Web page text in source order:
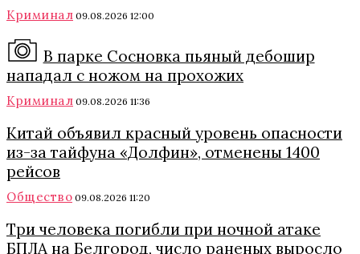
Криминал 09.08.2026 12:00
В парке Сосновка пьяный дебошир
нападал с ножом на прохожих
Криминал 09.08.2026 11:36
Китай объявил красный уровень опасности
из-за тайфуна «Долфин», отменены 1400
рейсов
Общество 09.08.2026 11:20
Три человека погибли при ночной атаке
БПЛА на Белгород, число раненых выросло